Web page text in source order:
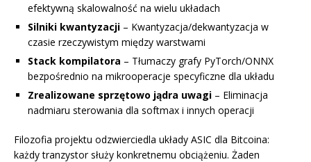
efektywną skalowalność na wielu układach
Silniki kwantyzacji – Kwantyzacja/dekwantyzacja w
czasie rzeczywistym między warstwami
Stack kompilatora – Tłumaczy grafy PyTorch/ONNX
bezpośrednio na mikrooperacje specyficzne dla układu
Zrealizowane sprzętowo jądra uwagi – Eliminacja
nadmiaru sterowania dla softmax i innych operacji
Filozofia projektu odzwierciedla układy ASIC dla Bitcoina:
każdy tranzystor służy konkretnemu obciążeniu. Żaden